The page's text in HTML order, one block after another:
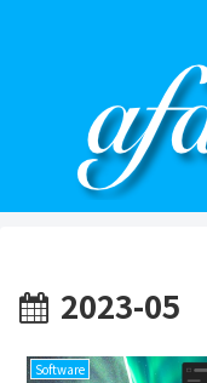
2023-05
Software